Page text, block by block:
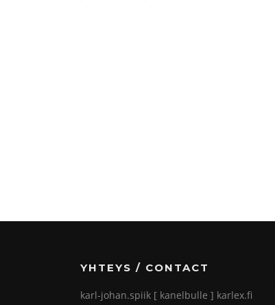
YHTEYS / CONTACT
karl-johan.spiik [ kanelbulle ] karlex.fi